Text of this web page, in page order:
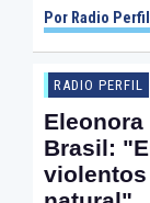
Por Radio Perfil
RADIO PERFIL
Brasil: